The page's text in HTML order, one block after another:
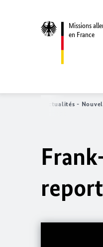
Missions
en France
Actualités -